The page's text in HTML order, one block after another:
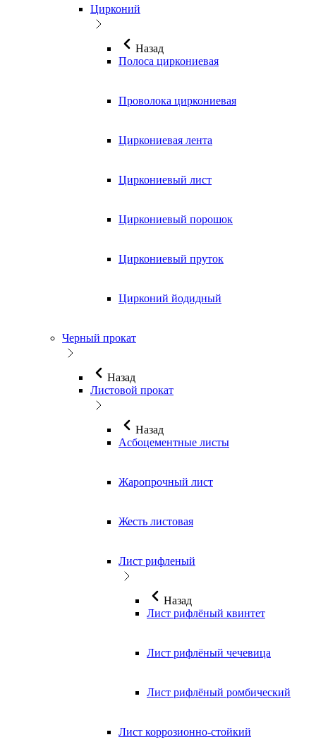
Цирконий
Назад
Полоса циркониевая
Проволока циркониевая
Циркониевая лента
Циркониевый лист
Циркониевый порошок
Циркониевый пруток
Цирконий йодидный
Черный прокат
Назад
Листовой прокат
Назад
Асбоцементные листы
Жаропрочный лист
Жесть листовая
Лист рифленый
Назад
Лист рифлёный квинтет
Лист рифлёный чечевица
Лист рифлёный ромбический
Лист коррозионно-стойкий